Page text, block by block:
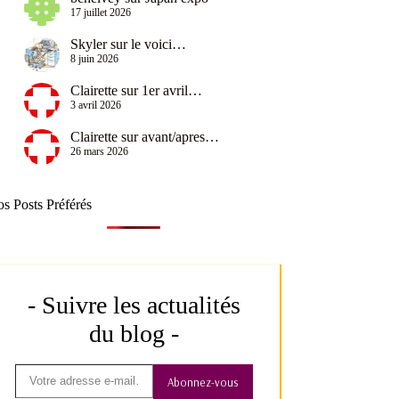
17 juillet 2026
Skylersurle voici…
8 juin 2026
Clairette sur 1er avril…
3 avril 2026
Clairette suravant/apres…
26 mars 2026
Posts Préférés
- Suivre les actualités
du blog -
Abonnez-vous